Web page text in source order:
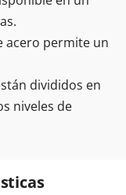
acero permite un
divididos en
niveles de